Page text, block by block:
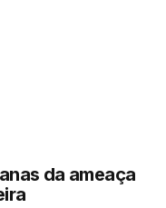
da ameaça